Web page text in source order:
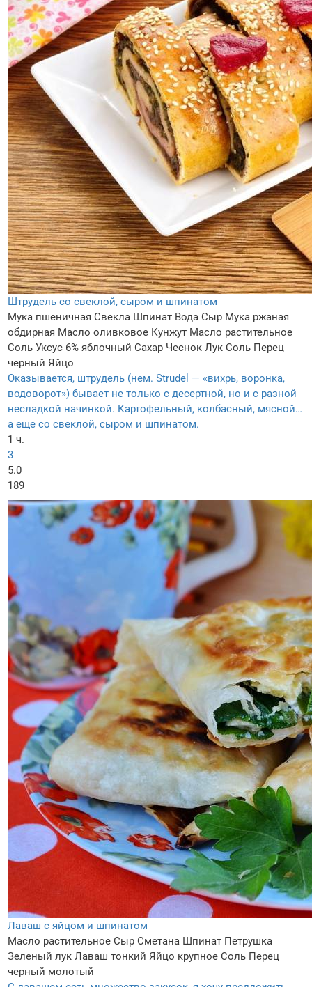
Штрудель со свеклой, сыром и шпинатом
Мука пшеничная Свекла Шпинат Вода Сыр Мука ржаная
обдирная Масло оливковое Кунжут Масло растительное
Соль Уксус 6% яблочный Сахар Чеснок Лук Соль Перец
черный Яйцо
Оказывается, штрудель (нем. Strudel — «вихрь, воронка,
водоворот») бывает не только с десертной, но и с разной
несладкой начинкой. Картофельный, колбасный, мясной…
а еще со свеклой, сыром и шпинатом.
1 ч.
3
5.0
189
Лаваш с яйцом и шпинатом
Масло растительное Сыр Сметана Шпинат Петрушка
Зеленый лук Лаваш тонкий Яйцо крупное Соль Перец
черный молотый